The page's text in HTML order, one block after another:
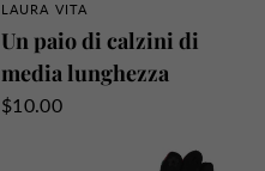
PANORAMICA RAPIDA
LAURA VITA
Un paio di calzini di
media lunghezza
$10.00